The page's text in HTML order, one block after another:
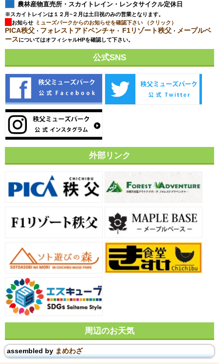
農林産物直売所・スカイトレイン・レンタサイクル定休日
※スカイトレインは１２月~２月は土日祝のみの営業となります。
お知らせ ミューズパークからのお知らせを確認下さい （クリック）
PICA秩父 ・ フォレストアドベンチャ ・ F1リゾート秩父 ・ メープルベ
ースについてはオフィシャルHPを確認して下さい。
公式SNS
外部リンク
周辺のお天気
assembled by まめわざ